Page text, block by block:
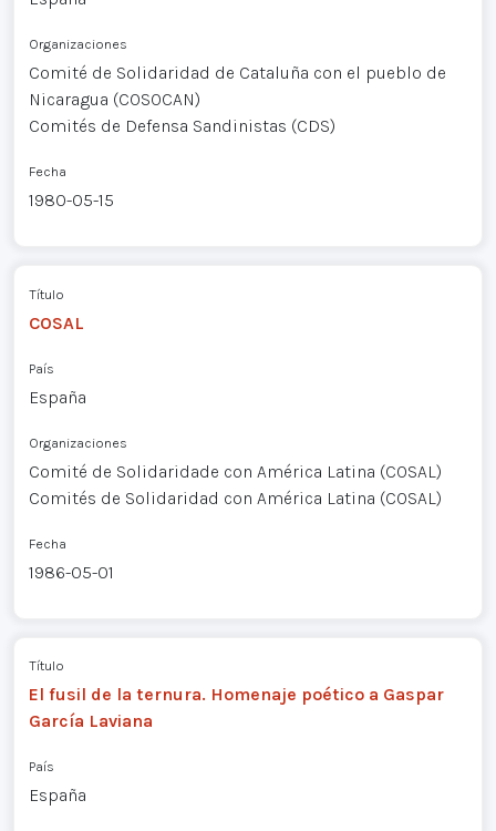
Organizaciones
Comité de Solidaridad de Cataluña con el pueblo de
Nicaragua (COSOCAN)
Comités de Defensa Sandinistas (CDS)
Fecha
1980-05-15
Título
COSAL
País
España
Organizaciones
Comité de Solidaridade con América Latina (COSAL)
Comités de Solidaridad con América Latina (COSAL)
Fecha
1986-05-01
Título
El fusil de la ternura. Homenaje poético a Gaspar
García Laviana
País
España